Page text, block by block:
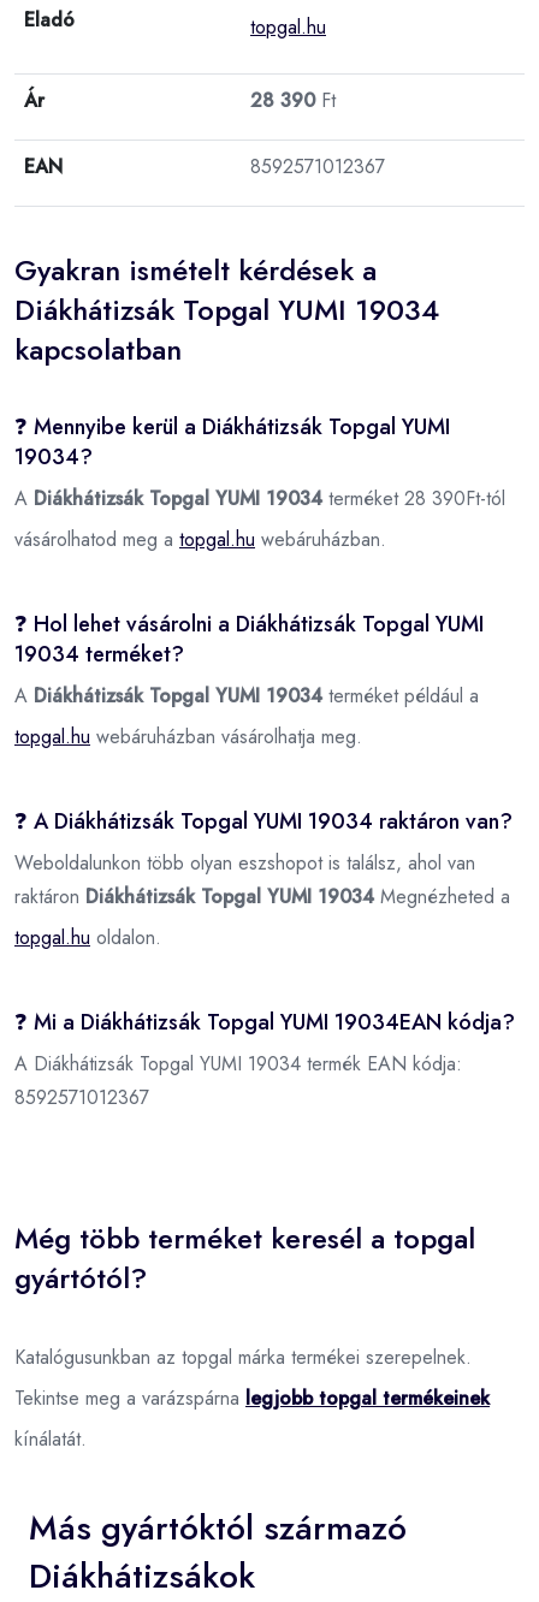
Eladó topgal.hu
Ár 28 390Ft
EAN 8592571012367
Gyakran ismételt kérdések a
Diákhátizsák Topgal YUMI 19034
kapcsolatban
❓ Mennyibe kerül a Diákhátizsák Topgal YUMI
19034?
A Diákhátizsák Topgal YUMI 19034terméket 28 390Ft-tól
vásárolhatod meg a topgal.hu webáruházban.
❓ Hol lehet vásárolni a Diákhátizsák Topgal YUMI
19034 terméket?
A Diákhátizsák Topgal YUMI 19034terméket például a
topgal.hu webáruházban vásárolhatja meg.
❓ A Diákhátizsák Topgal YUMI 19034 raktáron van?
Weboldalunkon több olyan eszshopot is találsz, ahol van
raktáron Diákhátizsák Topgal YUMI 19034Megnézheted a
topgal.hu oldalon.
❓ Mi a Diákhátizsák Topgal YUMI 19034EAN kódja?
A Diákhátizsák Topgal YUMI 19034 termék EAN kódja:
8592571012367
Még több terméket keresél a topgal
gyártótól?
Katalógusunkban az topgal márka termékei szerepelnek.
Tekintse meg a varázspárna legjobb topgal termékeinek
kínálatát.
Más gyártóktól származó
Diákhátizsákok